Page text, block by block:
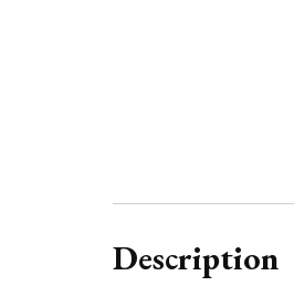
Description